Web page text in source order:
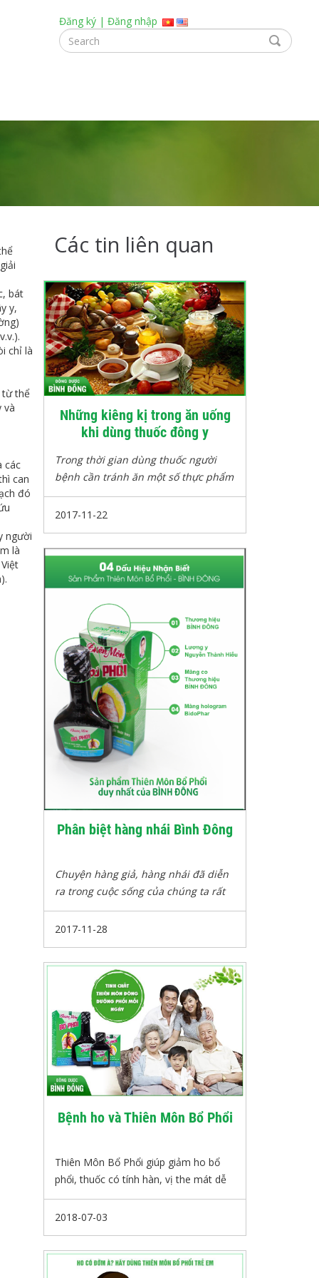
Đăng ký |Đăng nhập
bát
y,
chỉ là
từ thể
và
các
can
đó
người
là
Các tin liên quan
Những kiêng kị trong ăn uống
khi dùng thuốc đông y
Trong thời gian dùng thuốc người
bệnh cần tránh ăn một số thực phẩm
mang tính đối lập với chiều hướng
của thuốc.
2017-11-22
Phân biệt hàng nhái Bình Đông
Chuyện hàng giả, hàng nhái đã diễn
ra trong cuộc sống của chúng ta rất
lâu, nhưng vấn đề đặt ra ở đây không
chỉ là việc sử dụng hàng tốt hay xấu,
lương tâm của người bán hàng, là sự
trung thực của những người kinh
2017-11-28
Bệnh ho và Thiên Môn Bổ Phổi
Thiên Môn Bổ Phổi giúp giảm ho bổ
phổi, thuốc có tính hàn, vị the mát dễ
uống.
Sản phẩm ở dạng nước nên các thành
phù hợp với người có thể trạng yếu ớt,
sức đề kháng kém.
2018-07-03